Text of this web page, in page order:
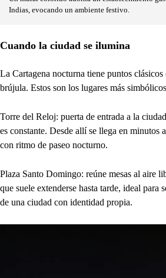
Indias, evocando un ambiente festivo.
Cuando la ciudad se ilumina
La Cartagena nocturna tiene puntos
brújula. Estos son los lugares más
Torre del Reloj: puerta de entrada a la
es constante. Desde allí se llega en minutos
con ritmo de paseo nocturno.
Plaza Santo Domingo: reúne mesas al aire
que suele extenderse hasta tarde, ideal para
de una ciudad con identidad propia.